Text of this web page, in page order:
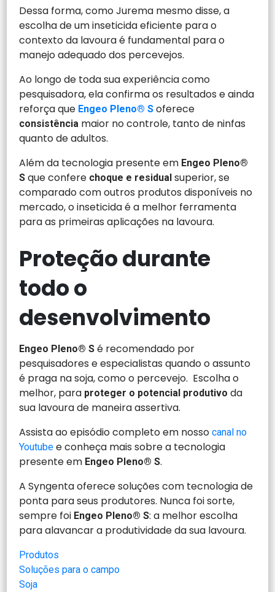
Dessa forma, como Jurema mesmo disse, a
escolha de um inseticida eficiente para o
contexto da lavoura é fundamental para o
manejo adequado dos percevejos.
Ao longo de toda sua experiência como
pesquisadora, ela confirma os resultados e ainda
reforça que Engeo Pleno® S oferece
consistência maior no controle, tanto de ninfas
quanto de adultos.
Além da tecnologia presente em Engeo Pleno®
S que confere choque e residual superior, se
comparado com outros produtos disponíveis no
mercado, o inseticida é a melhor ferramenta
para as primeiras aplicações na lavoura.
Proteção durante
todo o
desenvolvimento
Engeo Pleno® S é recomendado por
pesquisadores e especialistas quando o assunto
é praga na soja, como o percevejo. Escolha o
melhor, para proteger o potencial produtivoda
sua lavoura de maneira assertiva.
Assista ao episódio completo em nossocanal no
Youtube e conheça mais sobre a tecnologia
presente em Engeo Pleno® S.
A Syngenta oferece soluções com tecnologia de
ponta para seus produtores. Nunca foi sorte,
sempre foi Engeo Pleno® S: a melhor escolha
para alavancar a produtividade da sua lavoura.
Produtos
Soluções para o campo
Soja